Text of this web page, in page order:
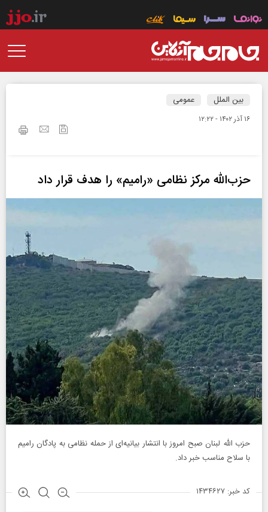
بین الملل عمومی
۱۶ آذر ۱۴۰۲ - ۱۲:۲۲
حزب‌الله مرکز نظامی «رامیم» را هدف قرار داد
حزب الله لبنان صبح امروز با انتشار بیانیه‌ای از حمله نظامی به پادگان رامیم
با سلاح مناسب خبر داد.
کد خبر: ۱۴۳۴۶۲۷